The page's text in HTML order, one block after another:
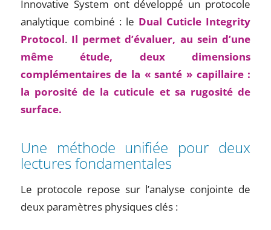
Innovative System ont développé un protocole
analytique combiné : le Dual Cuticle Integrity
Protocol.Il permet d’évaluer, au sein d’une
même étude, deux dimensions
complémentaires de la « santé » capillaire :
la porosité de la cuticule et sa rugosité de
surface.
Une méthode unifiée pour deux
lectures fondamentales
Le protocole repose sur l’analyse conjointe de
deux paramètres physiques clés :